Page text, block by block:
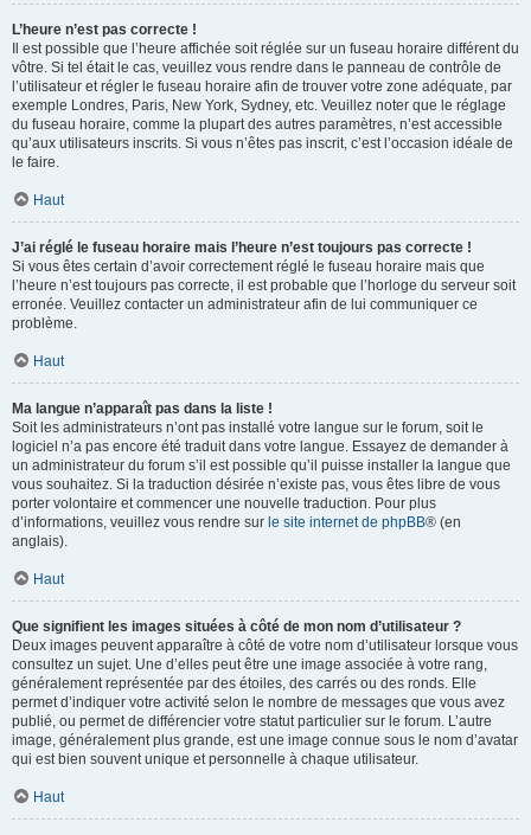
L’heure n’est pas correcte !
Il est possible que l’heure affichée soit réglée sur un fuseau horaire différent du
vôtre. Si tel était le cas, veuillez vous rendre dans le panneau de contrôle de
l’utilisateur et régler le fuseau horaire afin de trouver votre zone adéquate, par
exemple Londres, Paris, New York, Sydney, etc. Veuillez noter que le réglage
du fuseau horaire, comme la plupart des autres paramètres, n’est accessible
qu’aux utilisateurs inscrits. Si vous n’êtes pas inscrit, c’est l’occasion idéale de
le faire.
Haut
J’ai réglé le fuseau horaire mais l’heure n’est toujours pas correcte !
Si vous êtes certain d’avoir correctement réglé le fuseau horaire mais que
l’heure n’est toujours pas correcte, il est probable que l’horloge du serveur soit
erronée. Veuillez contacter un administrateur afin de lui communiquer ce
problème.
Haut
Ma langue n’apparaît pas dans la liste !
Soit les administrateurs n’ont pas installé votre langue sur le forum, soit le
logiciel n’a pas encore été traduit dans votre langue. Essayez de demander à
un administrateur du forum s’il est possible qu’il puisse installer la langue que
vous souhaitez. Si la traduction désirée n’existe pas, vous êtes libre de vous
porter volontaire et commencer une nouvelle traduction. Pour plus
d’informations, veuillez vous rendre sur le site internet de phpBB® (en
anglais).
Haut
Que signifient les images situées à côté de mon nom d’utilisateur ?
Deux images peuvent apparaître à côté de votre nom d’utilisateur lorsque vous
consultez un sujet. Une d’elles peut être une image associée à votre rang,
généralement représentée par des étoiles, des carrés ou des ronds. Elle
permet d’indiquer votre activité selon le nombre de messages que vous avez
publié, ou permet de différencier votre statut particulier sur le forum. L’autre
image, généralement plus grande, est une image connue sous le nom d’avatar
qui est bien souvent unique et personnelle à chaque utilisateur.
Haut